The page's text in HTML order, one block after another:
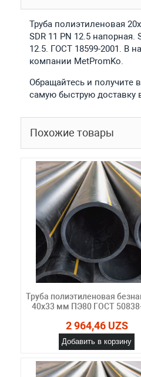
Труба полиэтиленовая
SDR 11 PN 12.5 напорная.
12.5. ГОСТ 18599-2001. В
компании MetPromKo.
Обращайтесь и получите
самую быструю доставку
Похожие товары
Труба полиэтиленовая
40х33 мм ПЭ80 ГОСТ
2 964,46 UZS
Добавить в корзину